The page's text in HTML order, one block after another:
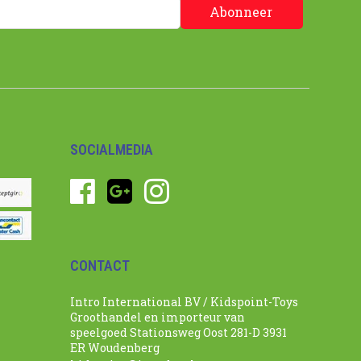
Abonneer
SOCIALMEDIA
CONTACT
Intro International BV / Kidspoint-Toys
Groothandel en importeur van
speelgoed Stationsweg Oost 281-D 3931
ER Woudenberg